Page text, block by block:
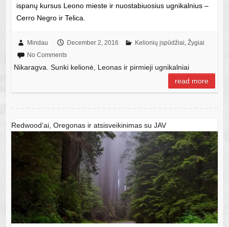
ispanų kursus Leono mieste ir nuostabiuosius ugnikalnius –
Cerro Negro ir Telica.
Mindau December 2, 2016 Kelionių įspūdžiai, Žygiai
No Comments
Nikaragva. Sunki kelionė, Leonas ir pirmieji ugnikalniai
read more
Redwood’ai, Oregonas ir atsisveikinimas su JAV